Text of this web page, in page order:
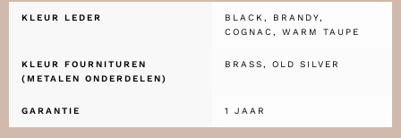
KLEUR LEDER
BLACK, BRANDY,
COGNAC, WARM TAUPE
KLEUR FOURNITUREN
(METALEN ONDERDELEN)
BRASS, OLD SILVER
GARANTIE 1 JAAR